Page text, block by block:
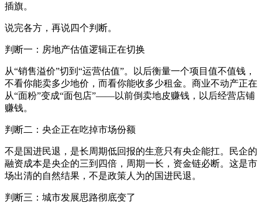
插旗。
说完各方，再说四个判断。
判断一：房地产估值逻辑正在切换
从“销售溢价”切到“运营估值”。以后衡量一个项目值不值钱，
不看你能卖多少地价，而看你能收多少租金。商业不动产正在
从“面粉”变成“面包店”——以前倒卖地皮赚钱，以后经营店铺
赚钱。
判断二：央企正在吃掉市场份额
不是国进民退，是长周期低回报的生意只有央企能扛。民企的
融资成本是央企的三到四倍，周期一长，资金链必断。这是市
场出清的自然结果，不是政策人为的国进民退。
判断三：城市发展思路彻底变了